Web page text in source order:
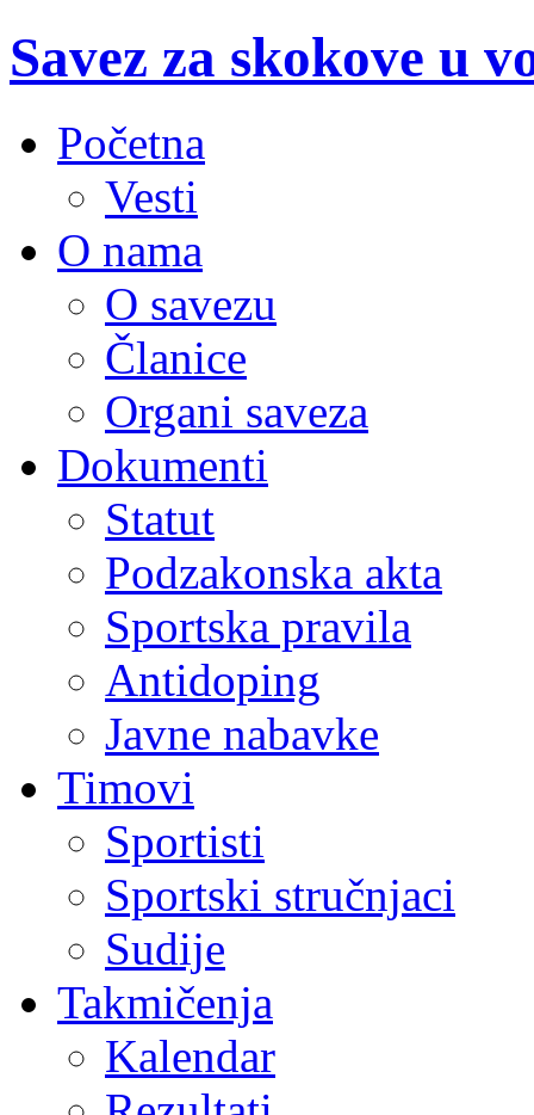
Savez za skokove u
Početna
Vesti
O nama
O savezu
Članice
Organi saveza
Dokumenti
Statut
Podzakonska akta
Sportska pravila
Antidoping
Javne nabavke
Timovi
Sportisti
Sportski stručnjaci
Sudije
Takmičenja
Kalendar